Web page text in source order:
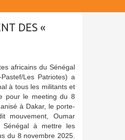
DES «
africains du Sénégal
Les Patriotes) a
à tous les militants et
pour le meeting du 8
à Dakar, le porte-
mouvement, Oumar
à mettre les
du 8 novembre 2025.